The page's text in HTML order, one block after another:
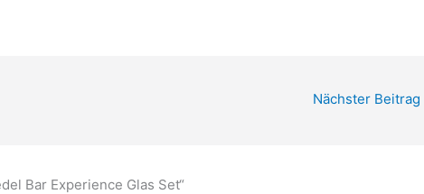
Nächster Beitrag
Bar Experience Glas Set“